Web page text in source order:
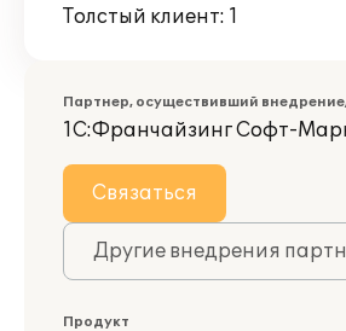
Толстый клиент: 1
Партнер, осуществивший
1С:Франчайзинг Софт-
Связаться
Другие внедрения
Продукт